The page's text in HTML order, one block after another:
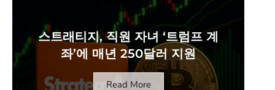
스트래티지, 직원 자녀 ‘트럼프 계
좌’에 매년 250달러 지원
Read More